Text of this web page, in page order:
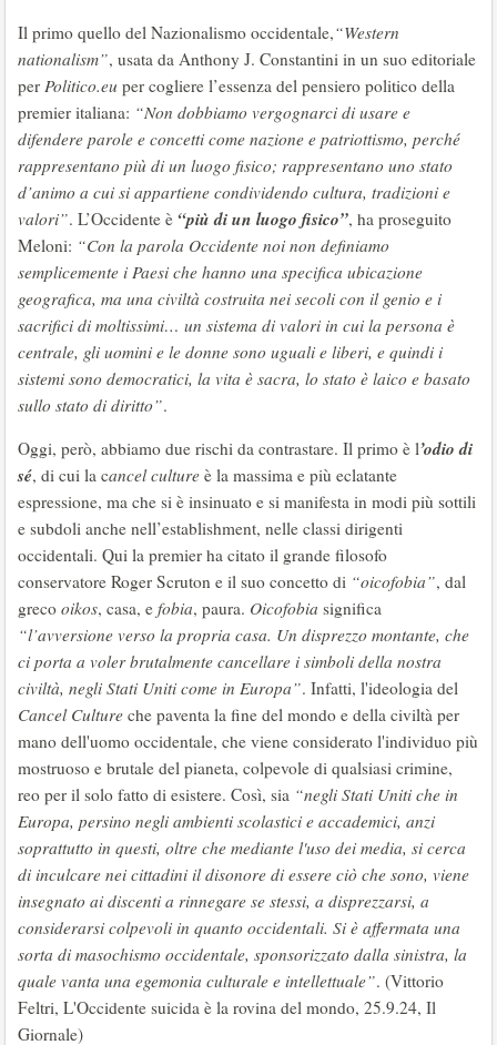
Il primo quello del Nazionalismo occidentale,“Western
nationalism”, usata da Anthony J. Constantini in un suo editoriale
per Politico.eu per cogliere l’essenza del pensiero politico della
premier italiana: “Non dobbiamo vergognarci di usare e
difendere parole e concetti come nazione e patriottismo, perché
rappresentano più di un luogo fisico; rappresentano uno stato
d’animo a cui si appartiene condividendo cultura, tradizioni e
valori”. L’Occidente è “più di un luogo fisico”, ha proseguito
Meloni: “Con la parola Occidente noi non definiamo
semplicemente i Paesi che hanno una specifica ubicazione
geografica, ma una civiltà costruita nei secoli con il genio e i
sacrifici di moltissimi… un sistema di valori in cui la persona è
centrale, gli uomini e le donne sono uguali e liberi, e quindi i
sistemi sono democratici, la vita è sacra, lo stato è laico e basato
sullo stato di diritto”.
Oggi, però, abbiamo due rischi da contrastare. Il primo è l’odio di
sé, di cui la cancel culture è la massima e più eclatante
espressione, ma che si è insinuato e si manifesta in modi più sottili
e subdoli anche nell’establishment, nelle classi dirigenti
occidentali. Qui la premier ha citato il grande filosofo
conservatore Roger Scruton e il suo concetto di “oicofobia”, dal
greco oikos, casa, e fobia, paura. Oicofobia significa
“l’avversione verso la propria casa. Un disprezzo montante, che
ci porta a voler brutalmente cancellare i simboli della nostra
civiltà, negli Stati Uniti come in Europa”. Infatti, l'ideologia del
Cancel Culture che paventa la fine del mondo e della civiltà per
mano dell'uomo occidentale, che viene considerato l'individuo più
mostruoso e brutale del pianeta, colpevole di qualsiasi crimine,
reo per il solo fatto di esistere. Così, sia “negli Stati Uniti che in
Europa, persino negli ambienti scolastici e accademici, anzi
soprattutto in questi, oltre che mediante l'uso dei media, si cerca
di inculcare nei cittadini il disonore di essere ciò che sono, viene
insegnato ai discenti a rinnegare se stessi, a disprezzarsi, a
considerarsi colpevoli in quanto occidentali. Si è affermata una
sorta di masochismo occidentale, sponsorizzato dalla sinistra, la
quale vanta una egemonia culturale e intellettuale”. (Vittorio
Feltri, L'Occidente suicida è la rovina del mondo, 25.9.24, Il
Giornale)